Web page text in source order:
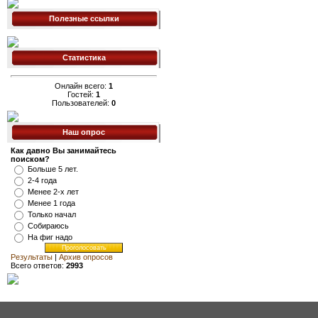
Полезные ссылки
Статистика
Онлайн всего: 1
Гостей: 1
Пользователей: 0
Наш опрос
Как давно Вы занимайтесь
поиском?
Больше 5 лет.
2-4 года
Менее 2-х лет
Менее 1 года
Только начал
Собираюсь
На фиг надо
Результаты | Архив опросов
Всего ответов: 2993